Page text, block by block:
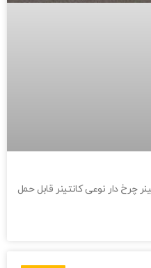
چرخ دار نوعی کانتینر قابل حمل